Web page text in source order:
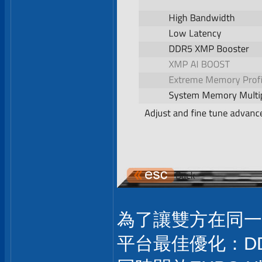
為了讓雙方在同
平台最佳優化：